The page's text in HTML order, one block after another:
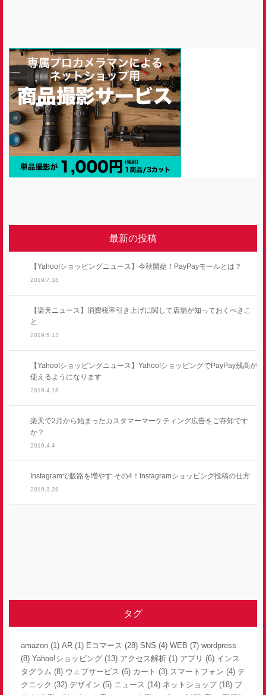
最新の投稿
【Yahoo!ショッピングニュース】今秋開始！PayPayモールとは？
2019.7.18
【楽天ニュース】消費税率引き上げに関して店舗が知っておくべきこ
と
2019.5.13
【Yahoo!ショッピングニュース】Yahoo!ショッピングでPayPay残高が
使えるようになります
2019.4.18
楽天で2月から始まったカスタマーマーケティング広告をご存知です
か？
2019.4.4
Instagramで販路を増やす その4！Instagramショッピング投稿の仕方
2019.3.28
タグ
amazon (1) AR (1) Eコマース (28) SNS (4) WEB (7) wordpress
(8) Yahoo!ショッピング (13) アクセス解析 (1) アプリ (6) インス
タグラム (8) ウェブサービス (6) カート (3) スマートフォン (4) テ
クニック (32) デザイン (5) ニュース (14) ネットショップ(18) ブ